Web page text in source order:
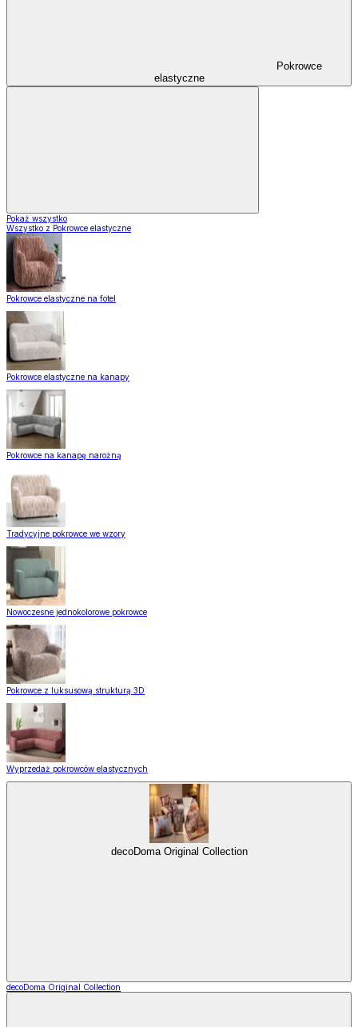
Pokrowce
elastyczne
Pokaż wszystko
Wszystko z Pokrowce elastyczne
Pokrowce elastyczne na fotel
Pokrowce elastyczne na kanapy
Pokrowce na kanapę narożną
Tradycyjne pokrowce we wzory
Nowoczesne jednokolorowe pokrowce
Pokrowce z luksusową strukturą 3D
Wyprzedaż pokrowców elastycznych
decoDoma Original Collection
decoDoma Original Collection